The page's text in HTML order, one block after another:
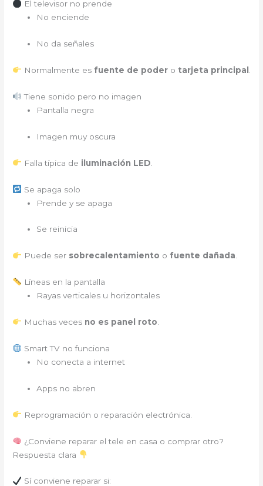
El televisor no prende
No enciende
No da señales
Normalmente es fuente de podero tarjeta principal
Tiene sonido pero no imagen
Pantalla negra
Imagen muy oscura
Falla típica de iluminación LED
Se apaga solo
Prende y se apaga
Se reinicia
Puede ser sobrecalentamiento o fuente dañada.
Líneas en la pantalla
Rayas verticales u horizontales
Muchas veces no es panel roto
Smart TV no funciona
No conecta a internet
Apps no abren
Reprogramación o reparación electrónica.
¿Conviene reparar el tele en casa o comprar otro?
Respuesta clara
Sí conviene reparar si: